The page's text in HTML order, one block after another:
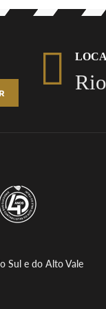
Sul e do Alto Vale